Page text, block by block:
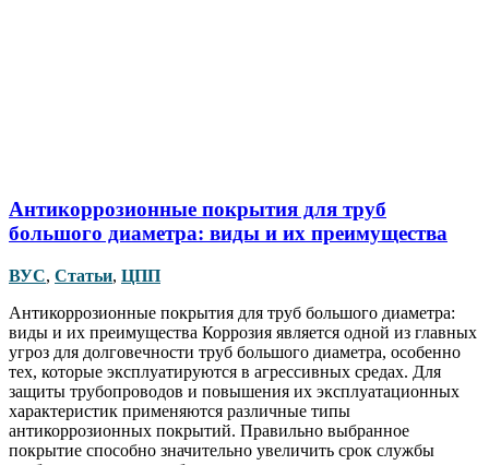
Антикоррозионные покрытия для труб
большого диаметра: виды и их преимущества
ВУС, Статьи, ЦПП
Антикоррозионные покрытия для труб большого диаметра:
виды и их преимущества Коррозия является одной из главных
угроз для долговечности труб большого диаметра, особенно
тех, которые эксплуатируются в агрессивных средах. Для
защиты трубопроводов и повышения их эксплуатационных
характеристик применяются различные типы
антикоррозионных покрытий. Правильно выбранное
покрытие способно значительно увеличить срок службы